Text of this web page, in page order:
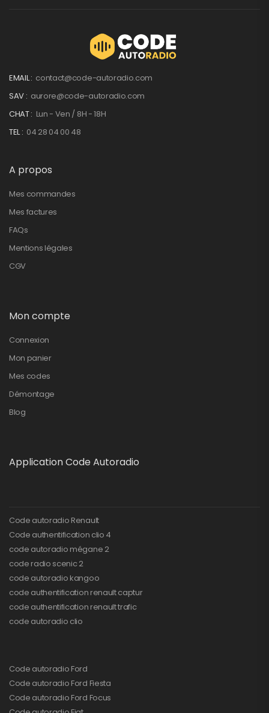
EMAIL : contact@code-autoradio.com
SAV : aurore@code-autoradio.com
CHAT : Lun - Ven / 8H - 18H
TEL : 04 28 04 00 48
A propos
Mes commandes
Mes factures
FAQs
Mentions légales
CGV
Mon compte
Connexion
Mon panier
Mes codes
Démontage
Blog
Application Code Autoradio
Code autoradio Renault
Code authentification clio 4
code autoradio mégane 2
code radio scenic 2
code autoradio kangoo
code authentification renault captur
code authentification renault trafic
code autoradio clio
Code autoradio Ford
Code autoradio Ford Fiesta
Code autoradio Ford Focus